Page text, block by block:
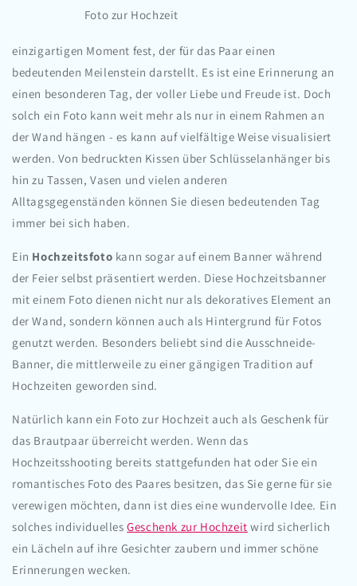
Foto zur Hochzeit
einzigartigen Moment fest, der für das Paar einen
bedeutenden Meilenstein darstellt. Es ist eine Erinnerung an
einen besonderen Tag, der voller Liebe und Freude ist. Doch
solch ein Foto kann weit mehr als nur in einem Rahmen an
der Wand hängen - es kann auf vielfältige Weise visualisiert
werden. Von bedruckten Kissen über Schlüsselanhänger bis
hin zu Tassen, Vasen und vielen anderen
Alltagsgegenständen können Sie diesen bedeutenden Tag
immer bei sich haben.
Ein Hochzeitsfoto kann sogar auf einem Banner während
der Feier selbst präsentiert werden. Diese Hochzeitsbanner
mit einem Foto dienen nicht nur als dekoratives Element an
der Wand, sondern können auch als Hintergrund für Fotos
genutzt werden. Besonders beliebt sind die Ausschneide-
Banner, die mittlerweile zu einer gängigen Tradition auf
Hochzeiten geworden sind.
Natürlich kann ein Foto zur Hochzeit auch als Geschenk für
das Brautpaar überreicht werden. Wenn das
Hochzeitsshooting bereits stattgefunden hat oder Sie ein
romantisches Foto des Paares besitzen, das Sie gerne für sie
verewigen möchten, dann ist dies eine wundervolle Idee. Ein
solches individuellesGeschenk zur Hochzeit wird sicherlich
ein Lächeln auf ihre Gesichter zaubern und immer schöne
Erinnerungen wecken.